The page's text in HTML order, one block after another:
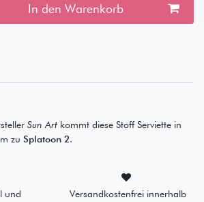
In den Warenkorb
Sun Artkommt diese Stoff Serviette in
zu Splatoon 2.
und
Versandkostenfrei innerhalb